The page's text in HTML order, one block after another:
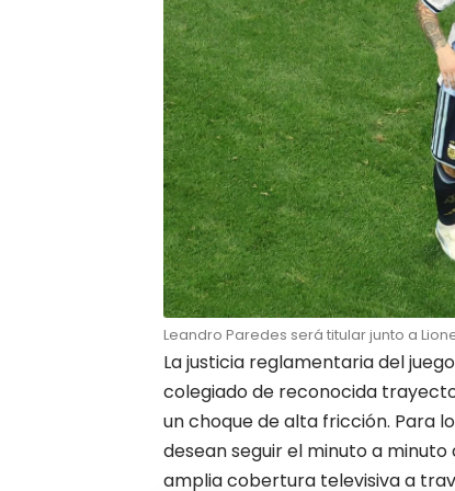
Leandro Paredes será titular junto a
La justicia reglamentaria del
colegiado de reconocida
un choque de alta fricción. Para
desean seguir el minuto a
amplia cobertura televisiva a